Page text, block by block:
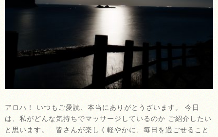
アロハ！ いつもご愛読、本当にありがとうざいます。 今日
は、私がどんな気持ちでマッサージしているのか ご紹介したい
と思います。 皆さんが楽しく軽やかに、毎日を過ごせること